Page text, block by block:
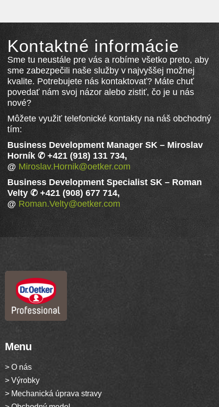
Kontaktné informácie
Sme tu neustále pre vás a robíme všetko preto, aby
sme zabezpečili naše služby v najvyššej možnej
kvalite. Potrebujete nás kontaktovať? Máte chuť
povedať nám svoj názor alebo zistiť, čo je u nás
nové?
Môžete využiť telefonické kontakty na náš obchodný
tím:
Business Development Manager SK – Miroslav
Horník ✆ +421 (918) 131 734,
@ Miroslav.Hornik@oetker.com
Business Development Specialist SK – Roman
Velty ✆ +421 (908) 677 714,
@ Roman.Velty@oetker.com
Menu
> O nás
> Výrobky
> Mechanická úprava stravy